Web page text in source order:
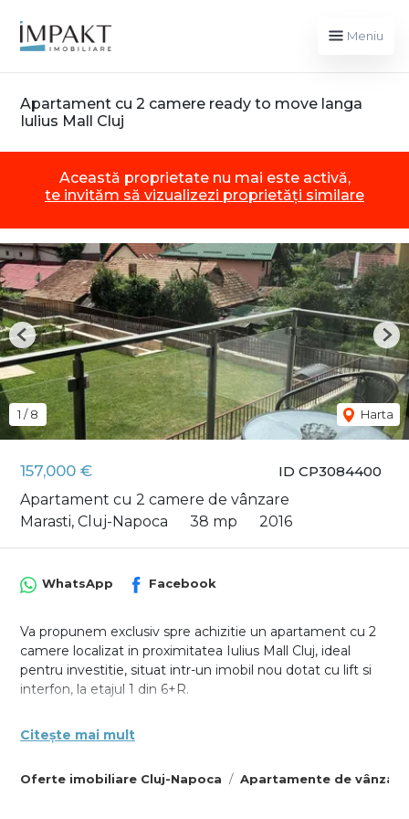
Meniu
Apartament cu 2 camere ready to move langa
Iulius Mall Cluj
Această proprietate nu mai este activă,
te invităm să vizualizezi proprietăți similare
ID CP3084400
157,000 €
Apartament cu 2 camere de vânzare
Marasti, Cluj-Napoca
38 mp 2016
1 /8 Harta
Previous
Oferte imobiliare Cluj-Napoca Apartamente de
WhatsApp Facebook
Va propunem exclusiv spre achizitie un apartament cu 2
camere localizat in proximitatea Iulius Mall Cluj, ideal
pentru investitie, situat intr-un imobil nou dotat cu lift si
interfon, la etajul 1 din 6+R.
adauga un balcon spatios cu vedere spre lac, fiind
space, dormitor, baie si balcon.
Citește mai mult